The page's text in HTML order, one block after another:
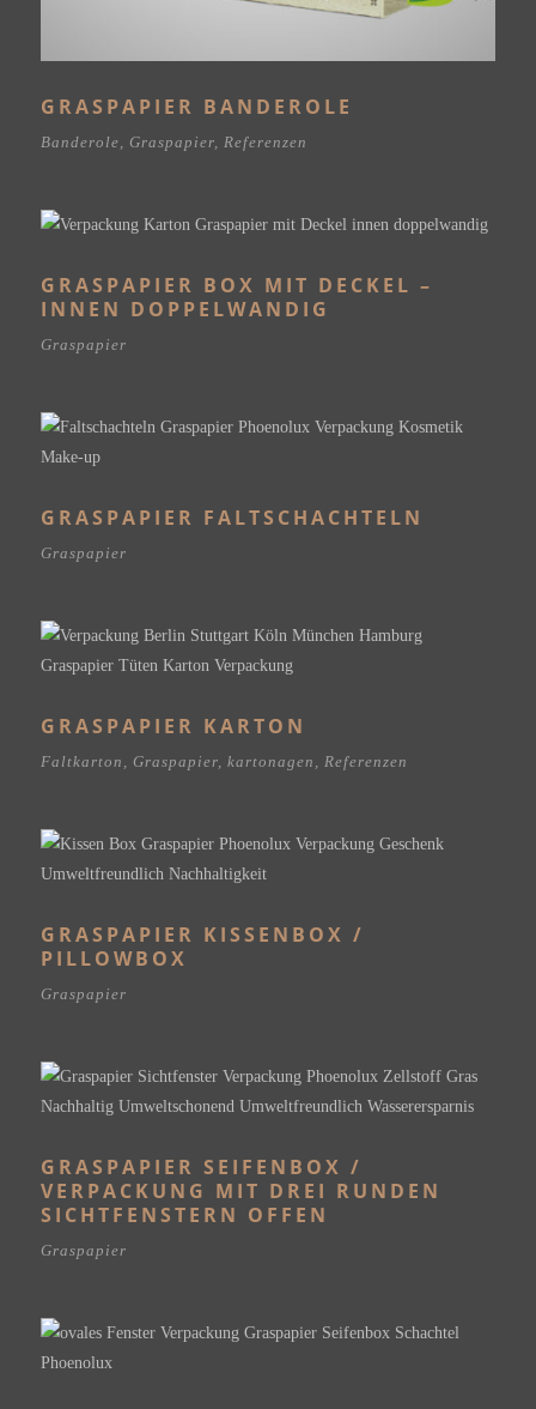
GRASPAPIER BANDEROLE
Banderole, Graspapier, Referenzen
GRASPAPIER BOX MIT DECKEL –
INNEN DOPPELWANDIG
Graspapier
GRASPAPIER FALTSCHACHTELN
Graspapier
GRASPAPIER KARTON
Faltkarton , Graspapier, kartonagen , Referenzen
GRASPAPIER KISSENBOX /
PILLOWBOX
Graspapier
GRASPAPIER SEIFENBOX /
VERPACKUNG MIT DREI RUNDEN
SICHTFENSTERN OFFEN
Graspapier